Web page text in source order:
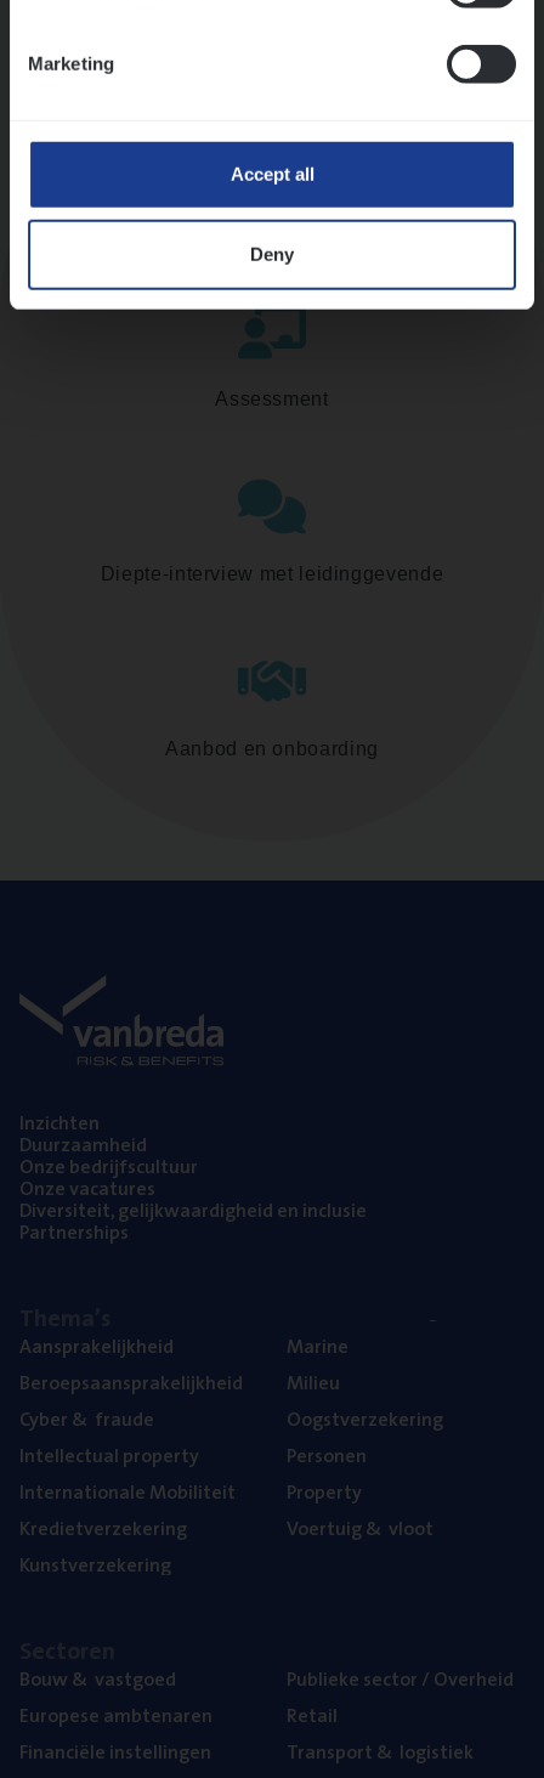
Marketing
Accept all
Deny
Kennismaking met HR
Assessment
Diepte-interview met leidinggevende
Aanbod en onboarding
Inzich­ten
Duur­zaam­heid
Onze bedrijfs­cul­tuur
Onze vaca­tu­res
Diver­si­teit, gelijk­waar­dig­heid en inclusie
Part­ner­ships
Aan­spra­ke­lijk­heid
Beroeps­aan­spra­ke­lijk­heid
Cyber& fraude
Intel­lec­tu­al property
Inter­na­ti­o­na­le Mobiliteit
Kre­diet­ver­ze­ke­ring
Kunst­ver­ze­ke­ring
Mari­ne
Mili­eu
Oogst­ver­ze­ke­ring
Per­so­nen
Pro­per­ty
Voer­tuig& vloot
Bouw& vastgoed
Euro­pe­se ambtenaren
Finan­ci­ë­le instellingen
Publie­ke sec­tor / Overheid
Retail
Trans­port& logistiek